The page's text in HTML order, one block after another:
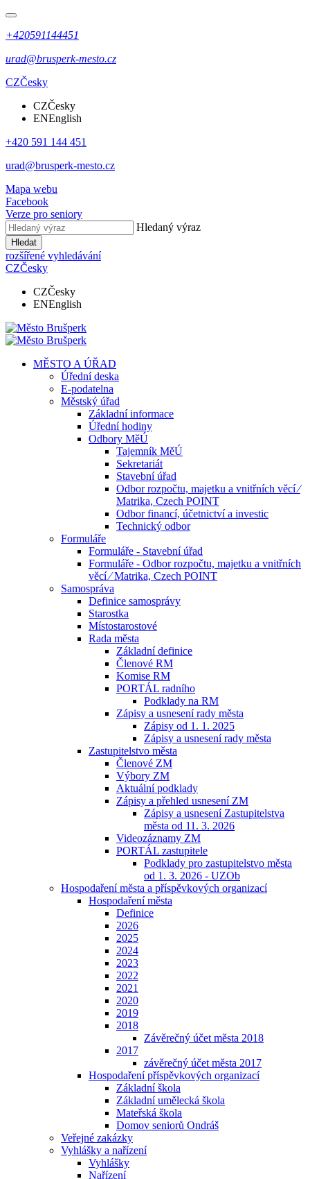
+420591144451
urad@brusperk-mesto.cz
CZČesky
CZČesky
ENEnglish
+420 591 144 451
urad@brusperk-mesto.cz
Mapa webu
Facebook
Verze pro seniory
Hledaný výraz
Hledat
rozšířené vyhledávání
CZČesky
CZČesky
ENEnglish
MĚSTO A ÚŘAD
Úřední deska
E-podatelna
Městský úřad
Základní informace
Úřední hodiny
Odbory MěÚ
Tajemník MěÚ
Sekretariát
Stavební úřad
Odbor rozpočtu, majetku a vnitřních věcí ⁄
Matrika, Czech POINT
Odbor financí, účetnictví a investic
Technický odbor
Formuláře
Formuláře - Stavební úřad
Formuláře - Odbor rozpočtu, majetku a vnitřních
věcí ⁄ Matrika, Czech POINT
Samospráva
Definice samosprávy
Starostka
Místostarostové
Rada města
Základní definice
Členové RM
Komise RM
PORTÁL radního
Podklady na RM
Zápisy a usnesení rady města
Zápisy od 1. 1. 2025
Zápisy a usnesení rady města
Zastupitelstvo města
Členové ZM
Výbory ZM
Aktuální podklady
Zápisy a přehled usnesení ZM
Zápisy a usnesení Zastupitelstva
města od 11. 3. 2026
Videozáznamy ZM
PORTÁL zastupitele
Podklady pro zastupitelstvo města
od 1. 3. 2026 - UZOb
Hospodaření města a příspěvkových organizací
Hospodaření města
Definice
2026
2025
2024
2023
2022
2021
2020
2019
2018
Závěrečný účet města 2018
2017
závěrečný účet města 2017
Hospodaření příspěvkových organizací
Základní škola
Základní umělecká škola
Mateřská škola
Domov seniorů Ondráš
Veřejné zakázky
Vyhlášky a nařízení
Vyhlášky
Nařízení